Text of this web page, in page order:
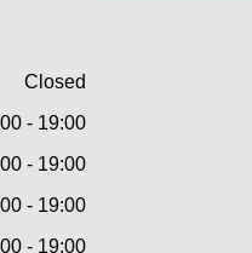
Closed
- 19:00
- 19:00
- 19:00
- 19:00